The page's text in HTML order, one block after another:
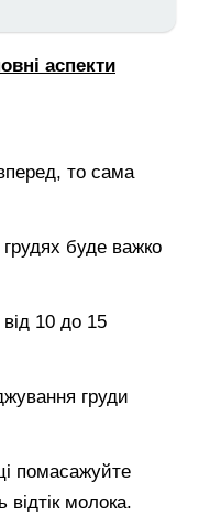
аспекти
то сама
грудях буде важко
10 до 15
груди
помасажуйте
молока.